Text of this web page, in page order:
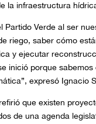
la infraestructura
Verde al ser
riego, saber cómo
y ejecutar
inició porque
expresó Ignacio
que existen
de una agenda